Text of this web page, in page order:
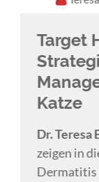
Target
Katze
Dr. Teresa
zeigen in
Dermatitis